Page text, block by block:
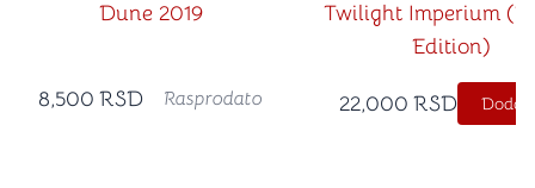
Dune 2019
8,500 RSD Rasprodato
Twilight Imperium
Edition)
22,000 RSD